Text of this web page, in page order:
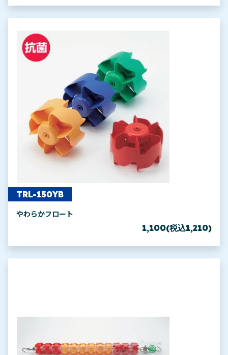
TRL-150YB
やわらかフロート
1,100(税込1,210)